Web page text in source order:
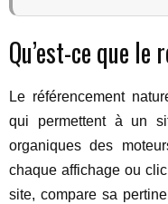
Qu’est-ce que
Le référencement
qui permettent à un
organiques des
chaque affichage ou
site, compare sa